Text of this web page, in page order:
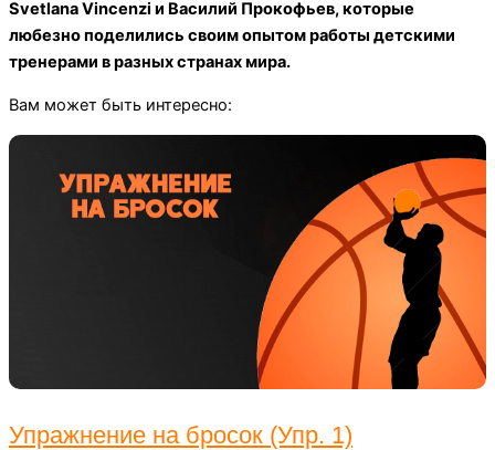
Svetlana Vincenzi и Василий Прокофьев, которые
любезно поделились своим опытом работы детскими
тренерами в разных странах мира.
Вам может быть интересно:
Упражнение на бросок (Упр. 1)